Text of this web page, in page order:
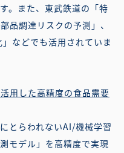
。また、東武鉄道の「特
品調達リスクの予測」、
などでも活用されていま
用した高精度の食品需要
とらわれないAI/機械学習
モデル」を高精度で実現